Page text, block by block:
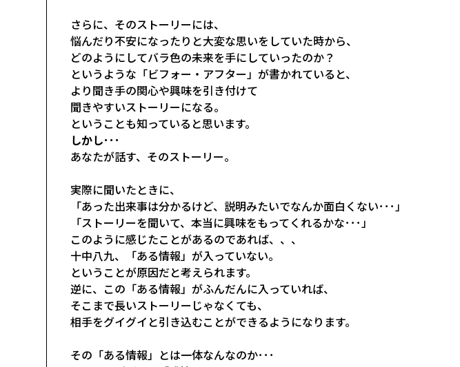
さらに、そのストーリーには、
悩んだり不安になったりと大変な思いをしていた時から、
どのようにしてバラ色の未来を手にしていったのか？
というような「ビフォー・アフター」が書かれていると、
より聞き手の関心や興味を引き付けて
聞きやすいストーリーになる。
ということも知っていると思います。
しかし･･･
あなたが話す、そのストーリー。
実際に聞いたときに、
「あった出来事は分かるけど、説明みたいでなんか面白くない･･･」
「ストーリーを聞いて、本当に興味をもってくれるかな･･･」
このように感じたことがあるのであれば、、、
十中八九、「ある情報」が入っていない。
ということが原因だと考えられます。
逆に、この「ある情報」がふんだんに入っていれば、
そこまで長いストーリーじゃなくても、
相手をグイグイと引き込むことができるようになります。
その「ある情報」とは一体なんなのか･･･